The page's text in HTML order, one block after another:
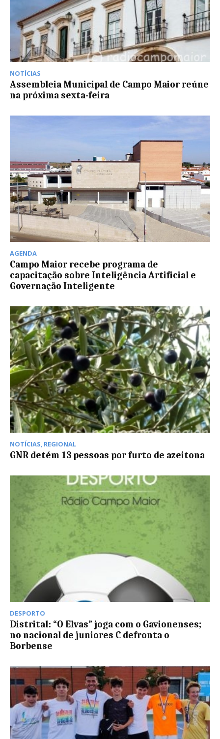
NOTÍCIAS
Assembleia Municipal de Campo Maior reúne
na próxima sexta-feira
AGENDA
Campo Maior recebe programa de
capacitação sobre Inteligência Artificial e
Governação Inteligente
NOTÍCIAS, REGIONAL
GNR detém 13 pessoas por furto de azeitona
DESPORTO
Distrital: “O Elvas” joga com o Gavionenses;
no nacional de juniores C defronta o
Borbense